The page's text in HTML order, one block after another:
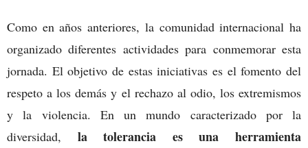
Como en años anteriores, la comunidad internacional ha
organizado diferentes actividades para conmemorar esta
jornada. El objetivo de estas iniciativas es el fomento del
respeto a los demás y el rechazo al odio, los extremismos
y la violencia. En un mundo caracterizado por la
diversidad, la tolerancia es una herramienta